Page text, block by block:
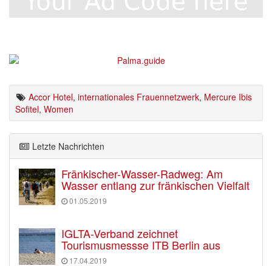
Accor Hotel, internationales Frauennetzwerk, Mercure Ibis
Sofitel, Women
Letzte Nachrichten
Fränkischer-Wasser-Radweg: Am
Wasser entlang zur fränkischen Vielfalt
01.05.2019
IGLTA-Verband zeichnet
Tourismusmessse ITB Berlin aus
17.04.2019